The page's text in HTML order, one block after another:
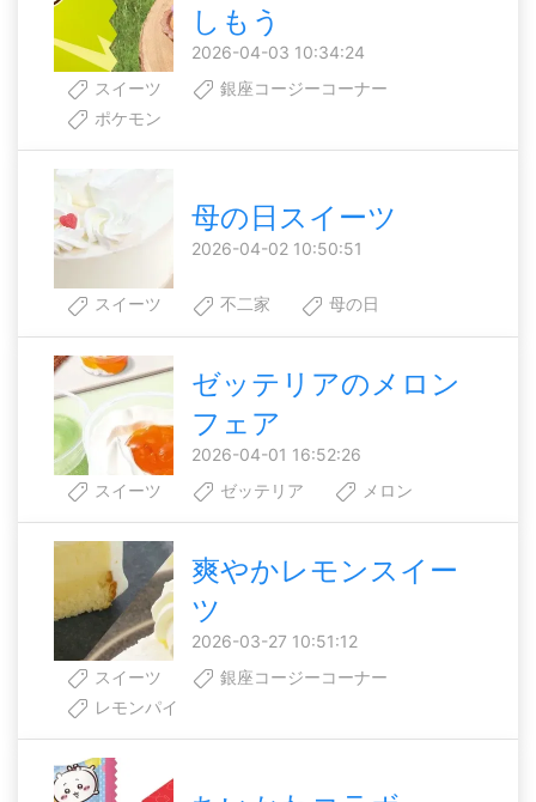
しもう
2026-04-03 10:34:24
スイーツ
銀座コージーコーナー
ポケモン
母の日スイーツ
2026-04-02 10:50:51
スイーツ 不二家 母の日
ゼッテリアのメロン
フェア
2026-04-01 16:52:26
スイーツ
ゼッテリア メロン
爽やかレモンスイー
ツ
2026-03-27 10:51:12
スイーツ
銀座コージーコーナー
レモンパイ